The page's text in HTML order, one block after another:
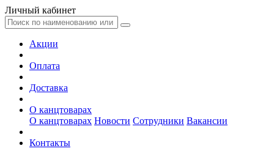
Личный кабинет
Акции
Оплата
Доставка
О канцтоварах
О канцтоварах Новости Сотрудники Вакансии
Контакты